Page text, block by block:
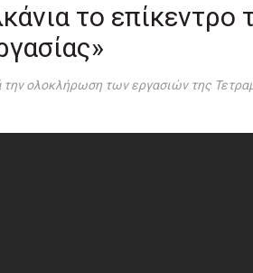
το επίκεντρο
ολοκλήρωση των εργασιών της